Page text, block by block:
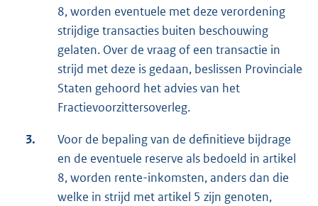
8, worden eventuele met deze verordening
strijdige transacties buiten beschouwing
gelaten. Over de vraag of een transactie in
strijd met deze is gedaan, beslissen Provinciale
Staten gehoord het advies van het
Fractievoorzittersoverleg.
3.
Voor de bepaling van de definitieve bijdrage
en de eventuele reserve als bedoeld in artikel
8, worden rente-inkomsten, anders dan die
welke in strijd met artikel 5 zijn genoten,